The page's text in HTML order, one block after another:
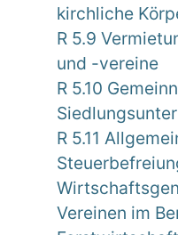
kirchliche
R 5.9
und -vereine
R 5.10
R 5.11
Vereinen im